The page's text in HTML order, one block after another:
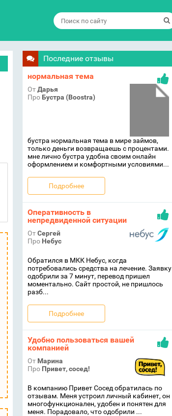
Последние отзывы
нормальная тема
ОтДарья
Про Бустра (Boostra)
бустра нормальная тема в мире займов,
только деньги возвращаешь с процентами.
мне лично бустра удобна своим онлайн
оформлением и комфортными условиями...
Подробнее
Оперативность в
непредвиденной ситуации
ОтСергей
Про Небус
Обратился в МКК Небус, когда
потребовались средства на лечение. Заявку
одобрили за 7 минут, перевод пришел
моментально. Сайт простой, не пришлось
разб...
Подробнее
Удобно пользоваться вашей
компанией
От Марина
Про Привет, сосед!
В компанию Привет Сосед обратилась по
отзывам. Меня устроил личный кабинет, он
многофункционален, удобен и понятен для
меня. Порадовало, что одобрили ...